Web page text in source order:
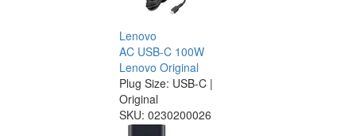
Lenovo
AC USB-C 100W
Lenovo Original
Plug Size: USB-C |
Original
SKU: 0230200026